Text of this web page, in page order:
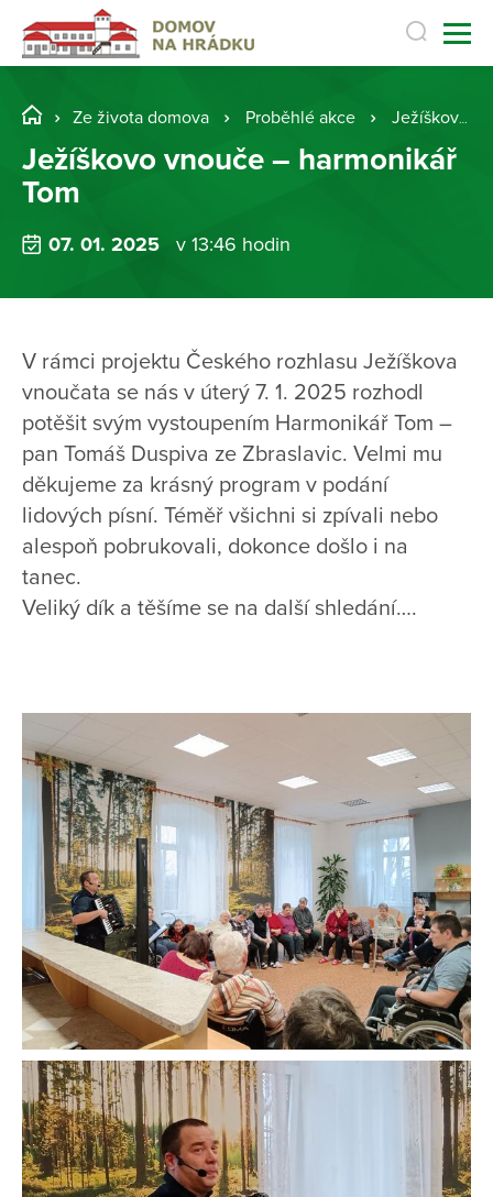
Ze života domova Proběhlé akce Ježíškovo vnouče – harmonikář Tom
Ježíškovo vnouče – harmonikář
Tom
07. 01. 2025 v 13:46 hodin
V rámci projektu Českého rozhlasu Ježíškova
vnoučata se nás v úterý 7. 1. 2025 rozhodl
potěšit svým vystoupením Harmonikář Tom –
pan Tomáš Duspiva ze Zbraslavic. Velmi mu
děkujeme za krásný program v podání
lidových písní. Téměř všichni si zpívali nebo
alespoň pobrukovali, dokonce došlo i na
tanec.
Veliký dík a těšíme se na další shledání….